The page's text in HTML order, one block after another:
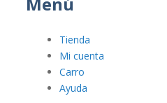
Tienda
Mi cuenta
Carro
Ayuda